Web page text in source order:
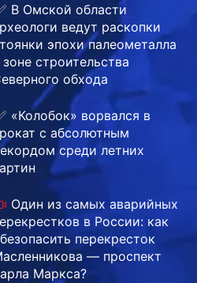
В Омской области
ведут раскопки
эпохи палеометалла
зоне строительства
обхода
«Колобок» ворвался в
с абсолютным
среди летних
Один из самых аварийных
в России: как
перекресток
— проспект
Маркса?